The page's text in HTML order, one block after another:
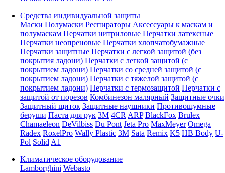
Средства индивидуальной защиты
Маски Полумаски Респираторы Аксессуары к маскам и
полумаскам Перчатки нитриловые Перчатки латексные
Перчатки неопреновые Перчатки хлопчатобумажные
Перчатки защитные Перчатки с легкой защитой (без
покрытия ладони) Перчатки с легкой защитой (с
покрытием ладони) Перчатки со средней защитой (с
покрытием ладони) Перчатки с тяжелой защитой (с
покрытием ладони) Перчатки с термозащитой Перчатки с
защитой от порезов Комбинезон малярный Защитные очки
Защитный щиток Защитные наушники Противошумные
беруши Паста для рук 3M 4CR ARP BlackFox Brulex
Chamaeleon DeVilbiss Du Pont Jeta Pro MaxMeyer Omega
Radex RoxelPro Wally Plastic 3M Sata Remix K5 HB Body U-
Pol Solid A1
Климатическое оборудование
Lamborghini Webasto